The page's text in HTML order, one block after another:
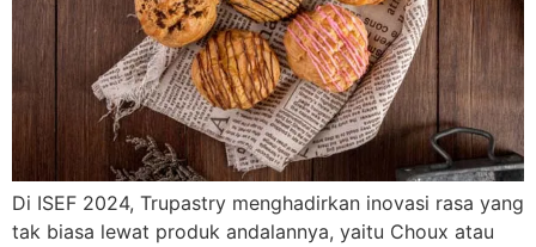
Di ISEF 2024, Trupastry menghadirkan inovasi rasa yang
tak biasa lewat produk andalannya, yaitu Choux atau